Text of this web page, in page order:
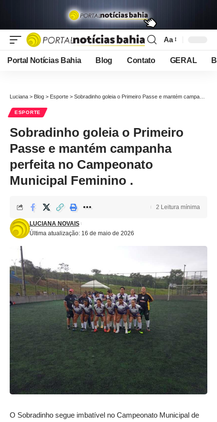
Font
Resizer
Aa
Portal Notícias Bahia Blog Contato GERAL
Luciana > Blog > Esporte > Sobradinho goleia o Primeiro Passe e mantém campanha perfeita no Campeonato Municipal Feminino .
ESPORTE
Sobradinho goleia o Primeiro
Passe e mantém campanha
perfeita no Campeonato
Municipal Feminino .
Última atualização: 16 de maio de 2026
LUCIANA NOVAIS
2 Leitura mínima
O Sobradinho segue imbatível no Campeonato Municipal de